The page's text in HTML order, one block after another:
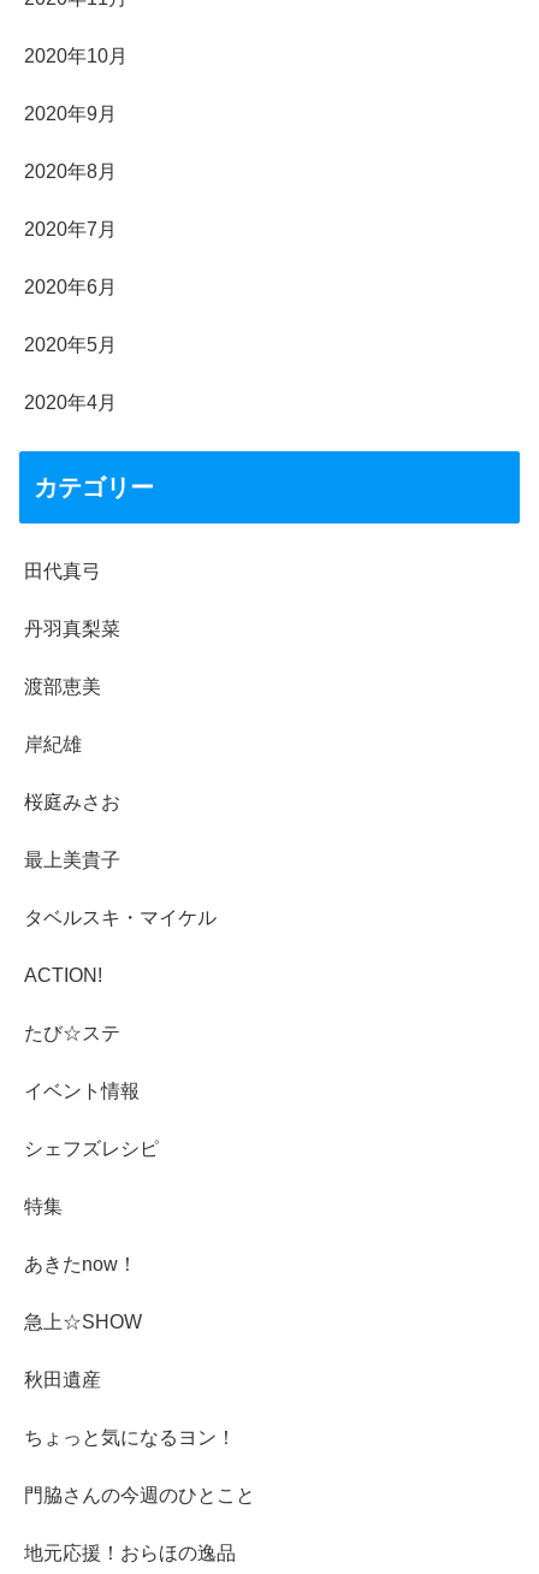
2020年10月
2020年9月
2020年8月
2020年7月
2020年6月
2020年5月
2020年4月
カテゴリー
田代真弓
丹羽真梨菜
渡部恵美
岸紀雄
桜庭みさお
最上美貴子
タベルスキ・マイケル
ACTION!
たび☆ステ
イベント情報
シェフズレシピ
特集
あきたnow！
急上☆SHOW
秋田遺産
ちょっと気になるヨン！
門脇さんの今週のひとこと
地元応援！おらほの逸品